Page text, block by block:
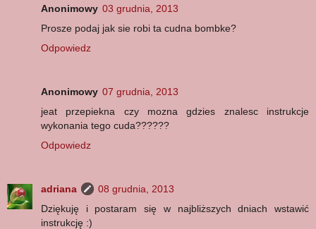
Anonimowy 03 grudnia, 2013
Prosze podaj jak sie robi ta cudna bombke?
Odpowiedz
Anonimowy 07 grudnia, 2013
jeat przepiekna czy mozna gdzies znalesc instrukcje
wykonania tego cuda??????
Odpowiedz
adriana
08 grudnia, 2013
Dziękuję i postaram się w najbliższych dniach wstawić
instrukcję :)